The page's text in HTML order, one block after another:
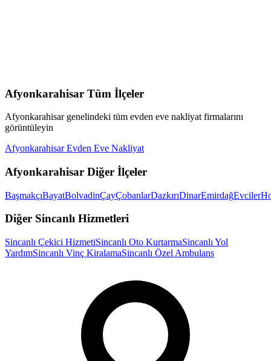
Afyonkarahisar Tüm İlçeler
Afyonkarahisargenelindeki tüm evden eve nakliyat firmalarını
görüntüleyin
Afyonkarahisar Evden Eve Nakliyat
Afyonkarahisar Diğer İlçeler
BaşmakçıBayatBolvadinÇayÇobanlarDazkırıDinarEmirdağEvciler
Diğer Sincanlı Hizmetleri
Sincanlı Çekici HizmetiSincanlı Oto KurtarmaSincanlı Yol
YardımSincanlı Vinç KiralamaSincanlı Özel Ambulans